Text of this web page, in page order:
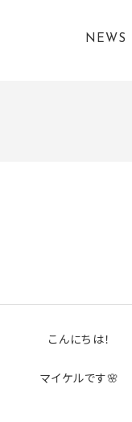
NEWS
こんにちは！
マイケルです🌸